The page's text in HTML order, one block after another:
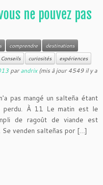
ne pouvez pas
comprendre
destinations
Conseils curiosités
expériences
parandrix(mis à jour 4549 il y a
pas mangé un salteña étant
perdu. À 11 Le matin est le
de ragoût de viande est
Se venden salteñas por […]